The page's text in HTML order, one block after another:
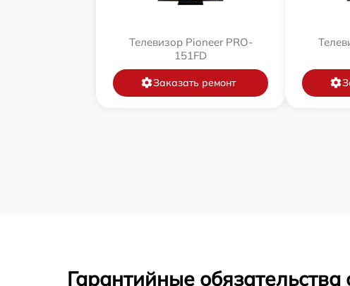
Телевизор Pioneer PRO-
151FD
Заказать ремонт
Гарантийные